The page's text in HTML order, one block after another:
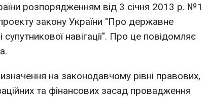
розпорядженням від 3 січня 2013 р. №1
закону України "Про державне
навігації". Про це повідомляє
на законодавчому рівні правових,
та фінансових засад провадження